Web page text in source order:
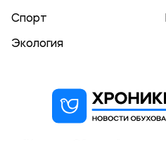
Спорт
Экология